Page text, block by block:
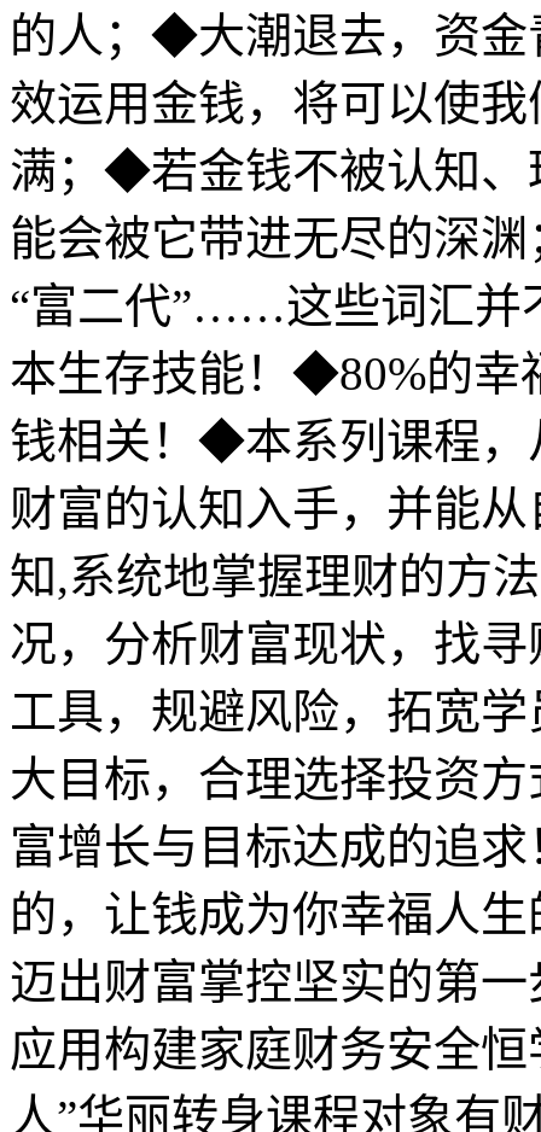
的人；◆大潮退去，资
效运用金钱，将可以使
满；◆若金钱不被认知、
能会被它带进无尽的深渊
“富二代”……这些词汇并
本生存技能！◆80%的幸
钱相关！◆本系列课程，
财富的认知入手，并能
知,系统地掌握理财的方
况，分析财富现状，找
工具，规避风险，拓宽
大目标，合理选择投资
富增长与目标达成的追
的，让钱成为你幸福人
迈出财富掌控坚实的第
应用构建家庭财务安全
人”华丽转身课程对象有